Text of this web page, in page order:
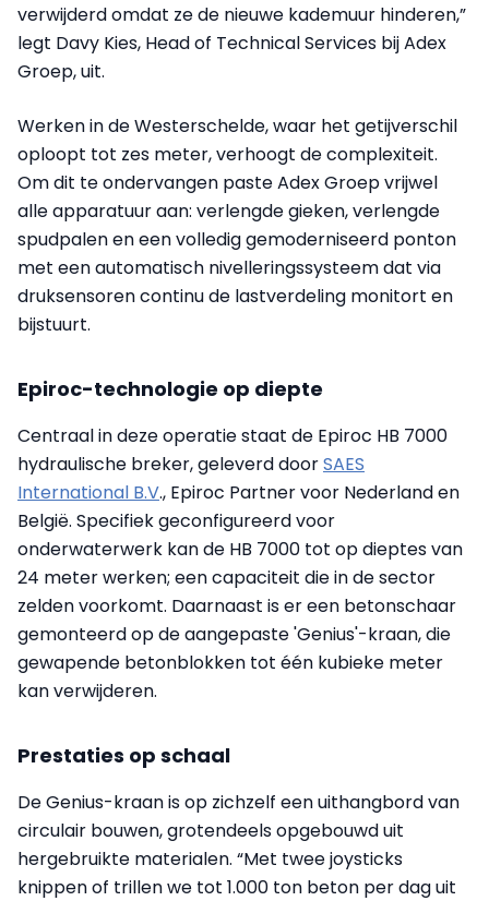
verwijderd omdat ze de nieuwe kademuur hinderen,”
legt Davy Kies, Head of Technical Services bij Adex
Groep, uit.
Werken in de Westerschelde, waar het getijverschil
oploopt tot zes meter, verhoogt de complexiteit.
Om dit te ondervangen paste Adex Groep vrijwel
alle apparatuur aan: verlengde gieken, verlengde
spudpalen en een volledig gemoderniseerd ponton
met een automatisch nivelleringssysteem dat via
druksensoren continu de lastverdeling monitort en
bijstuurt.
Epiroc-technologie op diepte
Centraal in deze operatie staat de Epiroc HB 7000
hydraulische breker, geleverd doorSAES
International B.V., Epiroc Partner voor Nederland en
België. Specifiek geconfigureerd voor
onderwaterwerk kan de HB 7000 tot op dieptes van
24 meter werken; een capaciteit die in de sector
zelden voorkomt. Daarnaast is er een betonschaar
gemonteerd op de aangepaste 'Genius'-kraan, die
gewapende betonblokken tot één kubieke meter
kan verwijderen.
Prestaties op schaal
De Genius-kraan is op zichzelf een uithangbord van
circulair bouwen, grotendeels opgebouwd uit
hergebruikte materialen. “Met twee joysticks
knippen of trillen we tot 1.000 ton beton per dag uit